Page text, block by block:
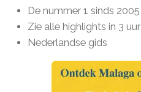
De nummer 1 sinds 2005
Zie alle highlights in 3 uur
Nederlandse gids